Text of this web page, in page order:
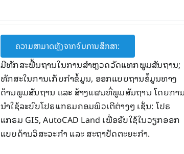
ຄວາມສາມາດຫຼັງຈາກຈົບການສຶກສາ:
ມີທັກສະພື້ນຖານໃນການສຳຫຼວດວັດແທກພູມສັນຖານ;
ທັກສະໃນການເກັບກໍາຂໍ້ມູນ, ອອກແບບຖານຂໍ້ມູນທາງ
ດ້ານພູມສັນຖານ ແລະ ສ້າງແຜນທີ່ພູມສັນຖານ ໂດຍການ
ນໍາໃຊ້ລະບົບໂປຣແກຣມຄອມພິວເຕີຕ່າງໆ ເຊັ່ນ: ໂປຣ
ແກຣມ GIS, AutoCAD Land ​ເພື່ອ​ຮັບ​ໃຊ້​ໃນ​ວຽກອອກ​
ແບບ​ດ້ານ​ວິສະວະ​ກໍາ ​ແລະ ສະຖາປັດຕະຍະ​ກໍາ.